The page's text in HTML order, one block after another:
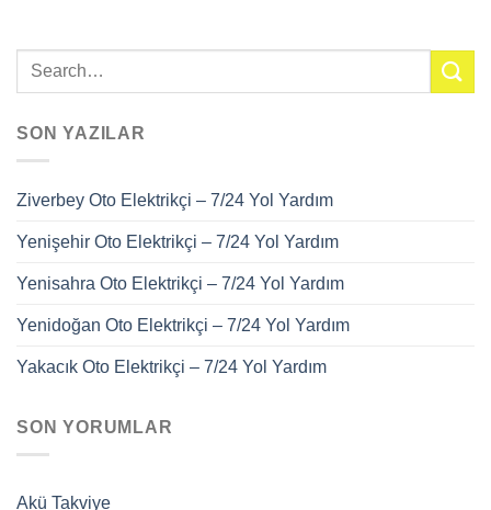
SON YAZILAR
Ziverbey Oto Elektrikçi – 7/24 Yol Yardım
Yenişehir Oto Elektrikçi – 7/24 Yol Yardım
Yenisahra Oto Elektrikçi – 7/24 Yol Yardım
Yenidoğan Oto Elektrikçi – 7/24 Yol Yardım
Yakacık Oto Elektrikçi – 7/24 Yol Yardım
SON YORUMLAR
Akü Takviye